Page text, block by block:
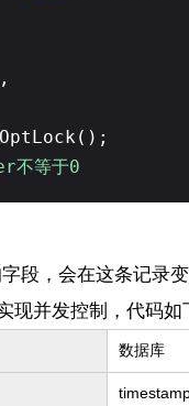
,
不等于0
段，会在这条记录
现并发控制，代码如
数据库